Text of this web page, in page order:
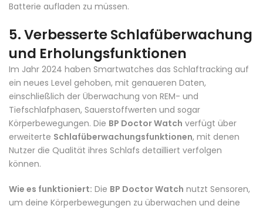
Batterie aufladen zu müssen.
5.Verbesserte Schlafüberwachung
und Erholungsfunktionen
Im Jahr 2024 haben Smartwatches das Schlaftracking auf
ein neues Level gehoben, mit genaueren Daten,
einschließlich der Überwachung von REM- und
Tiefschlafphasen, Sauerstoffwerten und sogar
Körperbewegungen. Die BP Doctor Watch verfügt über
erweiterte Schlafüberwachungsfunktionen, mit denen
Nutzer die Qualität ihres Schlafs detailliert verfolgen
können.
Wie es funktioniert: Die BP Doctor Watch nutzt Sensoren,
um deine Körperbewegungen zu überwachen und deine